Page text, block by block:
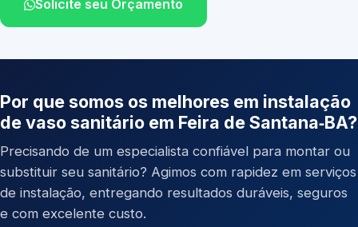
Solicite seu Orçamento
Por que somos os melhores em instalação
de vaso sanitário em Feira de Santana‑BA?
Precisando de um especialista confiável para montar ou
substituir seu sanitário? Agimos com rapidez em serviços
de instalação, entregando resultados duráveis, seguros
e com excelente custo.